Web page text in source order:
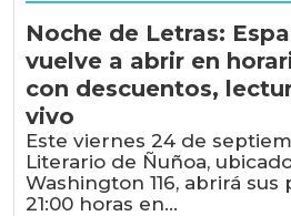
Noche de Letras:
vuelve a abrir en
con descuentos,
vivo
Este viernes 24 de
Literario de Ñuñoa,
Washington 116, abrirá sus
21:00 horas en...